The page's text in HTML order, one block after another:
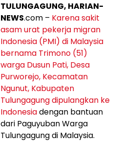
TULUNGAGUNG, HARIAN-
NEWS.com – Karena sakit
asam urat pekerja migran
Indonesia (PMI) di Malaysia
bernama Trimono (51)
warga Dusun Pati, Desa
Purworejo, Kecamatan
Ngunut, Kabupaten
Tulungagung dipulangkan ke
Indonesiadengan bantuan
dari Paguyuban Warga
Tulungagung di Malaysia.